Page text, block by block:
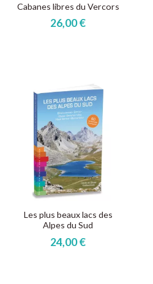
Cabanes libres du Vercors
26,00 €
Les plus beaux lacs des
Alpes du Sud
24,00 €